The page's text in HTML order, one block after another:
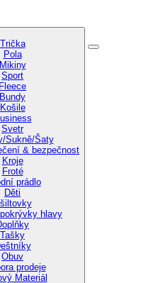
Trička
Pola
Mikiny
Sport
Fleece
Bundy
Košile
Svetr
Sukně/Šaty
& bezpečnost
Kroje
Froté
prádlo
Děti
hlavy
Tašky
Obuv
prodeje
Materiál